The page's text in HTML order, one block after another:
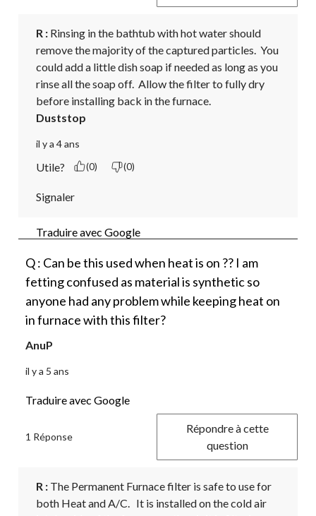
R : Rinsing in the bathtub with hot water should
remove the majority of the captured particles.  You
could add a little dish soap if needed as long as you
rinse all the soap off.  Allow the filter to fully dry
before installing back in the furnace.
Duststop
il y a 4 ans
Utile? (0) (0)
Signaler
Traduire avec Google
Q : Can be this used when heat is on ?? I am
fetting confused as material is synthetic so
anyone had any problem while keeping heat on
in furnace with this filter?
AnuP
il y a 5 ans
Traduire avec Google
1 Réponse
Répondre à cette
question
R : The Permanent Furnace filter is safe to use for
both Heat and A/C.   It is installed on the cold air